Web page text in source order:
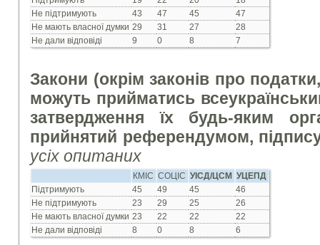
Не підтримують
43 47 45
47
Не мають власної думки 29 31 27
28
Не дали відповіді
9 0 8 7
Закони (окрім законів про
можуть прийматись
затвердження їх будь-яким
прийнятий референдумом,
усіх опитаних
КМІС СОЦІС УІСД/ЦСМ
УЦЕПД
Підтримують
45 49 45
46
Не підтримують
23 29 25
26
Не мають власної думки 23 22 22
22
Не дали відповіді
8 0 8 6